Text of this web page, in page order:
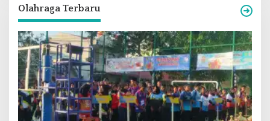
Olahraga Terbaru